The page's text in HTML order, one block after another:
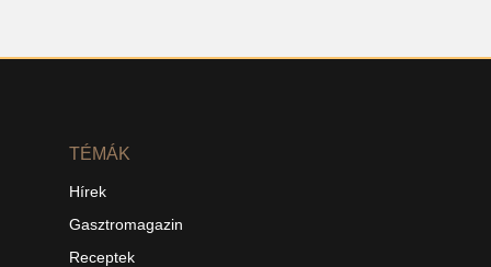
TÉMÁK
Hírek
Gasztromagazin
Receptek